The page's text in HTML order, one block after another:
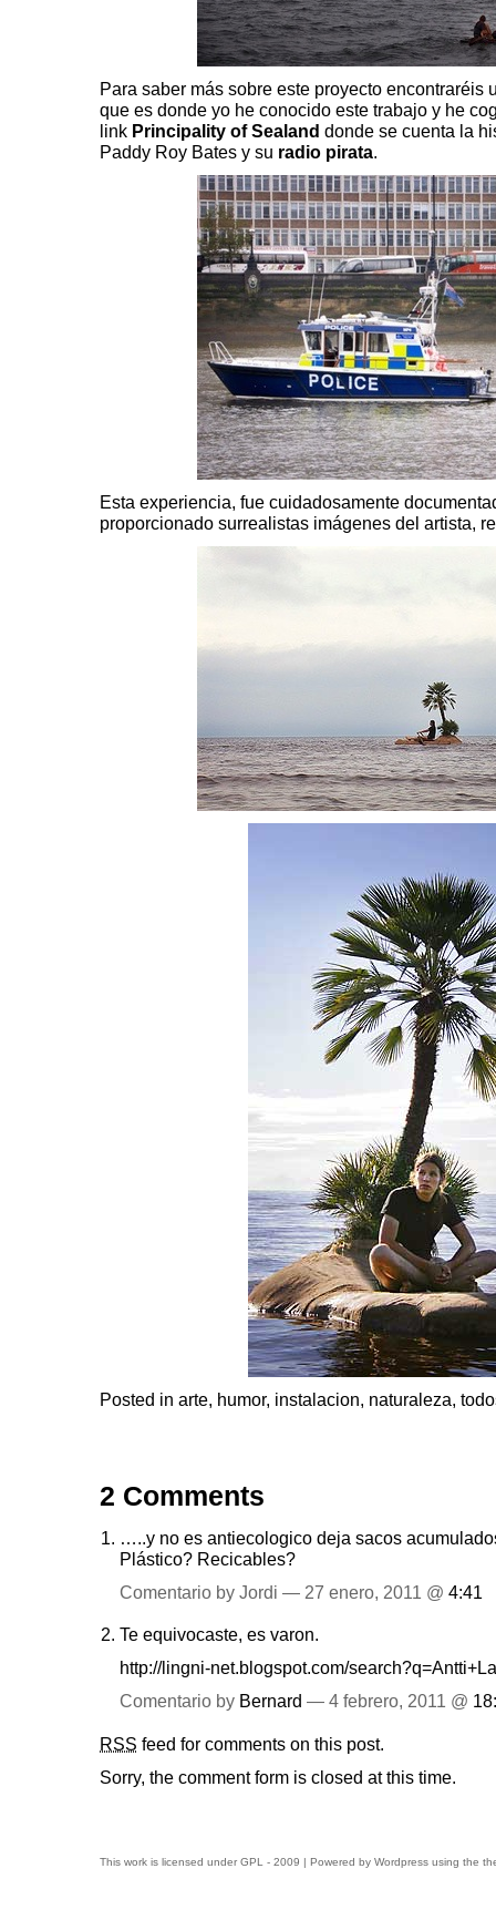
Para saber más sobre este proyecto encontraréis
que es donde yo he conocido este trabajo y he
link Principality of Sealand donde se cuenta la
Paddy Roy Bates y su radio pirata.
Esta experiencia, fue cuidadosamente
proporcionado surrealistas imágenes del artista,
Posted in arte, humor, instalacion, naturaleza,
2 Comments
…..y no es antiecologico deja sacos
Plástico? Recicables?
Comentario by Jordi — 27 enero, 2011 @ 4:41
Te equivocaste, es varon.
http://lingni-net.blogspot.com/
Comentario by Bernard — 4 febrero, 2011 @
RSS feed for comments on this post.
Sorry, the comment form is closed at this time.
This work is licensed under GPL - 2009 | Powered by Wordpress using the